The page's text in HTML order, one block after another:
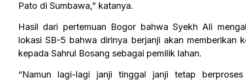
Pato di Sumbawa,” katanya.
Hasil dari pertemuan Bogor bahwa Syekh Ali
lokasi SB-5 bahwa dirinya berjanji akan memberikan
kepada Sahrul Bosang sebagai pemilik lahan.
“Namun lagi-lagi janji tinggal janji tetap berproses